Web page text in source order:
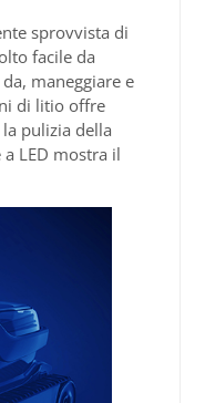
sprovvista di
facile da
maneggiare e
di litio offre
pulizia della
LED mostra il